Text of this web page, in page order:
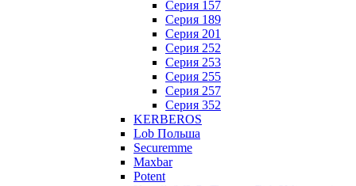
Серия 157
Серия 189
Серия 201
Серия 252
Серия 253
Серия 255
Серия 257
Серия 352
KERBEROS
Lob Польша
Securemme
Maxbar
Potent